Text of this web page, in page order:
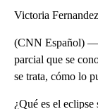
Victoria Fernandez
(CNN Español) —
parcial que se
se trata, cómo lo
¿Qué es el eclipse